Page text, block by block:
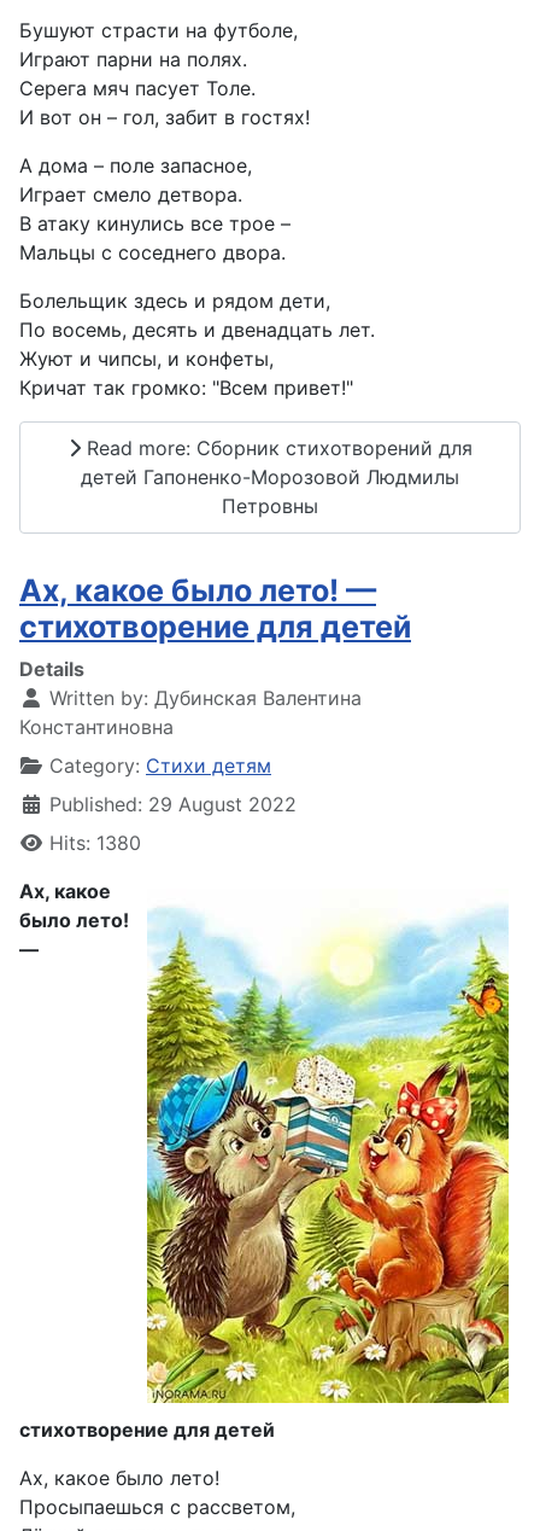
Бушуют страсти на футболе,
Играют парни на полях.
Серега мяч пасует Толе.
И вот он – гол, забит в гостях!
А дома – поле запасное,
Играет смело детвора.
В атаку кинулись все трое –
Мальцы с соседнего двора.
Болельщик здесь и рядом дети,
По восемь, десять и двенадцать лет.
Жуют и чипсы, и конфеты,
Кричат так громко: "Всем привет!"
Read more: Сборник стихотворений для
детей Гапоненко-Морозовой Людмилы
Петровны
Ах, какое было лето! —
стихотворение для детей
Details
Written by: Дубинская Валентина
Константиновна
Category: Стихи детям
Published: 29 August 2022
Hits: 1380
Ах, какое
было лето!
—
стихотворение для детей
Ах, какое было лето!
Просыпаешься с рассветом,